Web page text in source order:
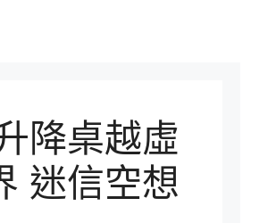
降桌越虛
迷信空想